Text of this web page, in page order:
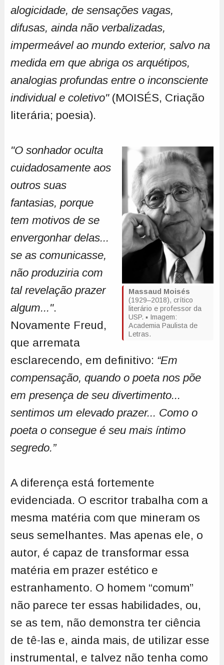
alogicidade, de sensações vagas,
difusas, ainda não verbalizadas,
impermeável ao mundo exterior, salvo na
medida em que abriga os arquétipos,
analogias profundas entre o inconsciente
individual e coletivo"(MOISÉS, Criação
literária; poesia).
Massaud Moisés
(1929–2018), crítico
literário e professor da
USP. ▪ Imagem:
Academia Paulista de
Letras.
"O sonhador oculta
cuidadosamente aos
outros suas
fantasias, porque
tem motivos de se
envergonhar delas...
se as comunicasse,
não produziria com
tal revelação prazer
algum...".
Novamente Freud,
que arremata
esclarecendo, em definitivo: “Em
compensação, quando o poeta nos põe
em presença de seu divertimento...
sentimos um elevado prazer... Como o
poeta o consegue é seu mais íntimo
segredo.”
A diferença está fortemente
evidenciada. O escritor trabalha com a
mesma matéria com que mineram os
seus semelhantes. Mas apenas ele, o
autor, é capaz de transformar essa
matéria em prazer estético e
estranhamento. O homem “comum”
não parece ter essas habilidades, ou,
se as tem, não demonstra ter ciência
de tê-las e, ainda mais, de utilizar esse
instrumental, e talvez não tenha como